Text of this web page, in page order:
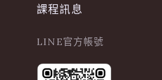
課程訊息
LINE官方帳號